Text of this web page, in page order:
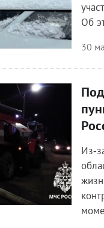
Об
30
моме